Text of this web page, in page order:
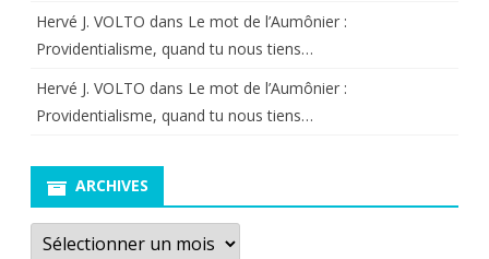
Hervé J. VOLTO dans Le mot de l’Aumônier :
Providentialisme, quand tu nous tiens…
Hervé J. VOLTO dans Le mot de l’Aumônier :
Providentialisme, quand tu nous tiens…
ARCHIVES
Archives